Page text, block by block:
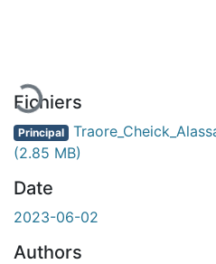
En cours de chargement...
Fichiers
Principal
(2.85 MB)
Date
2023-06-02
Authors